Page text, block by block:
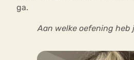
ga.
Aan welke oefening heb